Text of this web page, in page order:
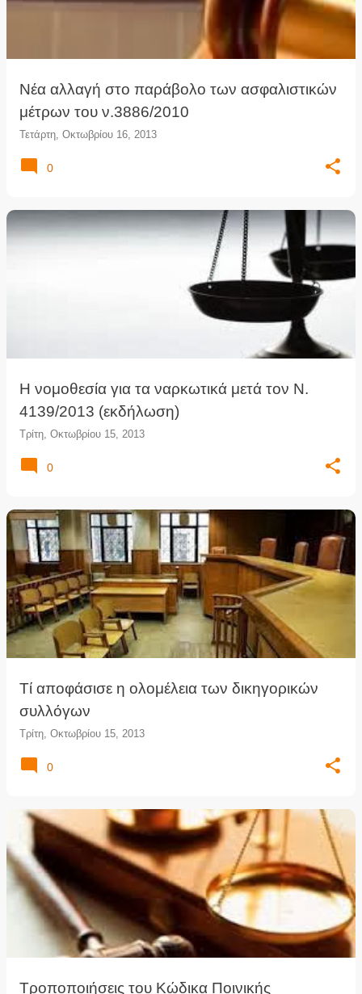
Νέα αλλαγή στο παράβολο των ασφαλιστικών
μέτρων του ν.3886/2010
Τετάρτη, Οκτωβρίου 16, 2013
0
Η νομοθεσία για τα ναρκωτικά μετά τον Ν.
4139/2013 (εκδήλωση)
Τρίτη, Οκτωβρίου 15, 2013
0
Τί αποφάσισε η ολομέλεια των δικηγορικών
συλλόγων
Τρίτη, Οκτωβρίου 15, 2013
0
Τροποποιήσεις του Κώδικα Ποινικής